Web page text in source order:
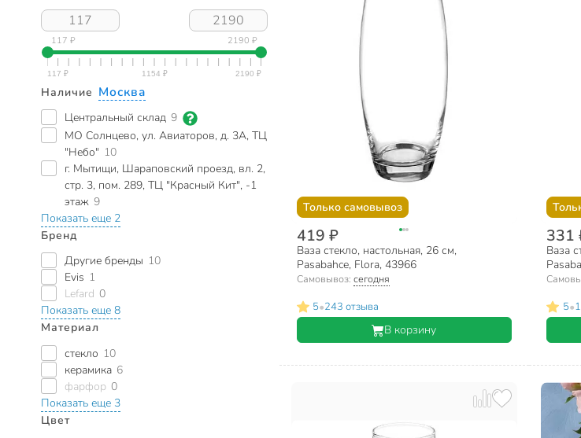
117 ₽ 2190 ₽
Наличие Москва
Центральный склад 9
МО Солнцево, ул. Авиаторов, д. 3А, ТЦ
"Небо" 10
г. Мытищи, Шараповский проезд, вл. 2,
стр. 3, пом. 289, ТЦ "Красный Кит", -1
этаж 9
Показать еще 2
Бренд
Другие бренды 10
Evis 1
Lefard 0
Показать еще 8
Материал
стекло 10
керамика 6
фарфор 0
Показать еще 3
Цвет
Только самовывоз
419 ₽
Ваза стекло, настольная, 26 см,
Pasabahce, Flora, 43966
Самовывоз: сегодня
5•243 отзыва
В корзину
331
Ваза
5•